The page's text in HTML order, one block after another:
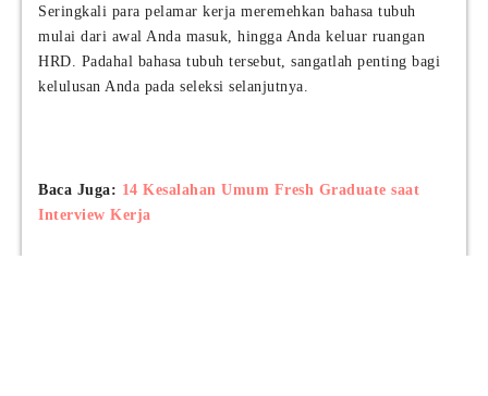
Seringkali para pelamar kerja meremehkan bahasa tubuh
mulai dari awal Anda masuk, hingga Anda keluar ruangan
HRD. Padahal bahasa tubuh tersebut, sangatlah penting bagi
kelulusan Anda pada seleksi selanjutnya.
Baca Juga: 14 Kesalahan Umum Fresh Graduate saat
Interview Kerja